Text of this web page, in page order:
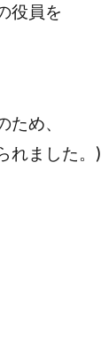
役員を
ため、
れました。)